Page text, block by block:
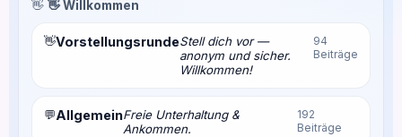
👋 👋 Willkommen
👋VorstellungsrundeStell dich vor —
anonym und sicher.
Willkommen!
94
Beiträge
💬AllgemeinFreie Unterhaltung &
Ankommen.
192
Beiträge